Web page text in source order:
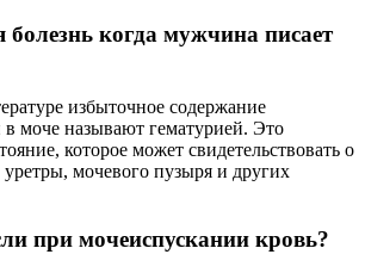
болезнь когда мужчина писает
избыточное содержание
моче называют гематурией. Это
которое может свидетельствовать о
уретры, мочевого пузыря и других
при мочеиспускании кровь?